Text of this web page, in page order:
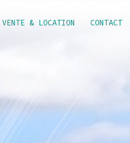
VENTE & LOCATION CONTACT